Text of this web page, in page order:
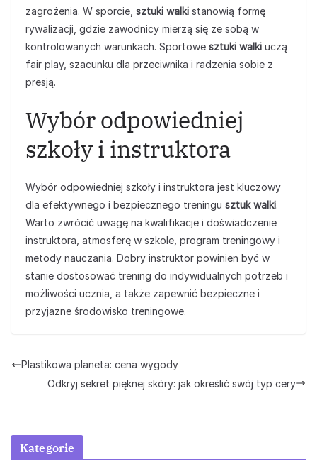
zagrożenia. W sporcie, sztuki walki stanowią formę
rywalizacji, gdzie zawodnicy mierzą się ze sobą w
kontrolowanych warunkach. Sportowe sztuki walki uczą
fair play, szacunku dla przeciwnika i radzenia sobie z
presją.
Wybór odpowiedniej
szkoły i instruktora
Wybór odpowiedniej szkoły i instruktora jest kluczowy
dla efektywnego i bezpiecznego treningu sztuk walki.
Warto zwrócić uwagę na kwalifikacje i doświadczenie
instruktora, atmosferę w szkole, program treningowy i
metody nauczania. Dobry instruktor powinien być w
stanie dostosować trening do indywidualnych potrzeb i
możliwości ucznia, a także zapewnić bezpieczne i
przyjazne środowisko treningowe.
Plastikowa planeta: cena wygody
Odkryj sekret pięknej skóry: jak określić swój typ cery
Kategorie